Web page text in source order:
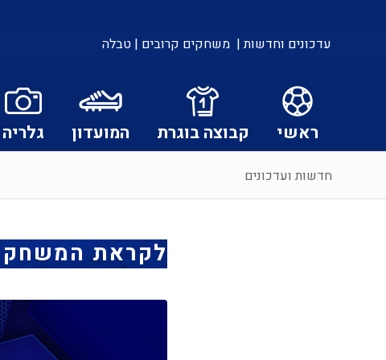
עדכונים וחדשות | משחקים קרובים | טבלה
ראשי קבוצה בוגרת המועדון גלריה
חדשות ועדכונים
לקראת המשחק